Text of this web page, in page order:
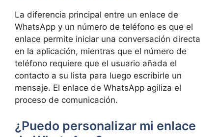
La diferencia principal entre un enlace de
WhatsApp y un número de teléfono es que el
enlace permite iniciar una conversación directa
en la aplicación, mientras que el número de
teléfono requiere que el usuario añada el
contacto a su lista para luego escribirle un
mensaje. El enlace de WhatsApp agiliza el
proceso de comunicación.
¿Puedo personalizar mi enlace